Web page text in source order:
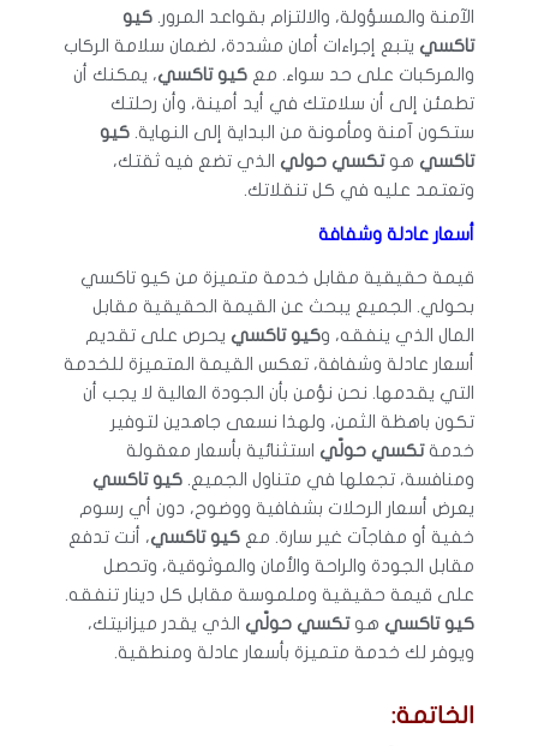
الآمنة والمسؤولة، والالتزام بقواعد المرور. كيو
تاكسي يتبع إجراءات أمان مشددة، لضمان سلامة الركاب
والمركبات على حد سواء. مع كيو تاكسي، يمكنك أن
تطمئن إلى أن سلامتك في أيد أمينة، وأن رحلتك
ستكون آمنة ومأمونة من البداية إلى النهاية. كيو
تاكسي هوتكسي حولي الذي تضع فيه ثقتك،
وتعتمد عليه في كل تنقلاتك.
أسعار عادلة وشفافة
قيمة حقيقية مقابل خدمة متميزة من كيو تاكسي
بحولي. الجميع يبحث عن القيمة الحقيقية مقابل
المال الذي ينفقه، وكيو تاكسي يحرص على تقديم
أسعار عادلة وشفافة، تعكس القيمة المتميزة للخدمة
التي يقدمها. نحن نؤمن بأن الجودة العالية لا يجب أن
تكون باهظة الثمن، ولهذا نسعى جاهدين لتوفير
خدمةتكسي حولّي استثنائية بأسعار معقولة
ومنافسة، تجعلها في متناول الجميع. كيو تاكسي
يعرض أسعار الرحلات بشفافية ووضوح، دون أي رسوم
خفية أو مفاجآت غير سارة. مع كيو تاكسي، أنت تدفع
مقابل الجودة والراحة والأمان والموثوقية، وتحصل
على قيمة حقيقية وملموسة مقابل كل دينار تنفقه.
كيو تاكسي هوتكسي حولّي الذي يقدر ميزانيتك،
ويوفر لك خدمة متميزة بأسعار عادلة ومنطقية.
الخاتمة: